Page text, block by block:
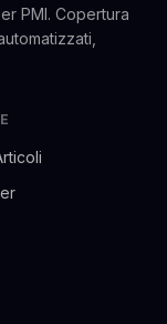
PMI. Copertura